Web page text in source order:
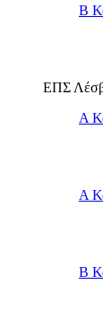
Β
ΕΠΣ
Α
Α
B